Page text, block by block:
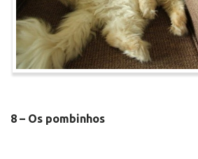
8 – Os pombinhos